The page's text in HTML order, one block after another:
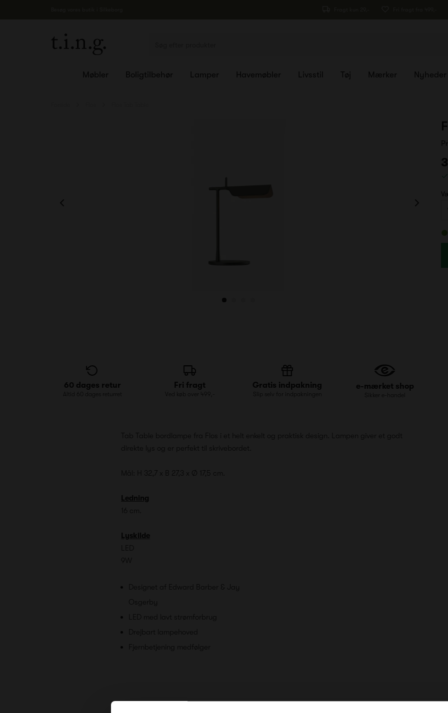
Møbler Boligtilbehør Lamper Havemøbler Livsstil Tøj Mærker Nyheder
60 dages retur
Altid 60 dages returret
Fri fragt
Ved køb over 499,-
Gratis indpakning
Slip selv for indpakningen
e-mærket shop
Sikker e-handel
Tab Table bordlampe fra Flos i et helt enkelt og praktisk design. Lampen giver et godt
direkte lys og er perfekt til skrivebordet.
Mål: H 32,7 x B 27,3 x Ø 17,5 cm.
Ledning
16 cm.
Lyskilde
LED
9W
Designet af Edward Barber & Jay
Osgerby
LED med lavt strømforbrug
Drejbart lampehoved
Fjernbetjening medfølger
Flos blev grundlagt i 1962